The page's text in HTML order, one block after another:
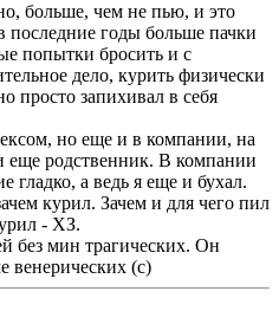
больше, чем не пью, и это
последние годы больше пачки
попытки бросить и с
дело, курить физически
просто запихивал в себя
но еще и в компании, на
еще родственник. В компании
гладко, а ведь я еще и бухал.
курил. Зачем и для чего пил
- ХЗ.
без мин трагических. Он
венерических (с)